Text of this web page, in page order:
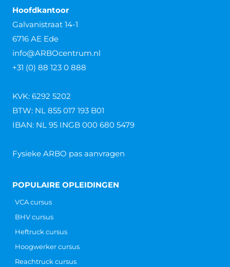
Hoofdkantoor
Galvanistraat 14-1
6716 AE Ede
info@ARBOcentrum.nl
+31 (0) 88 123 0 888
KVK: 6292 5202
BTW: NL 855 017 193 B01
IBAN: NL 95 INGB 000 680 5479
Fysieke ARBO pas aanvragen
POPULAIRE OPLEIDINGEN
VCA cursus
BHV cursus
Heftruck cursus
Hoogwerker cursus
Reachtruck cursus